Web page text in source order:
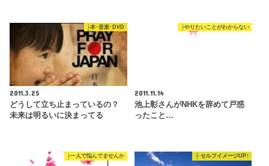
├本･音楽･DVD
2011.3.25
どうして立ち止まっているの？
未来は明るいに決まってる
├やりたいことがわからない
2011.11.14
池上彰さんがNHKを辞めて戸惑
ったこと…
├一人で悩んでませんか ├ セルフイメージUP↑